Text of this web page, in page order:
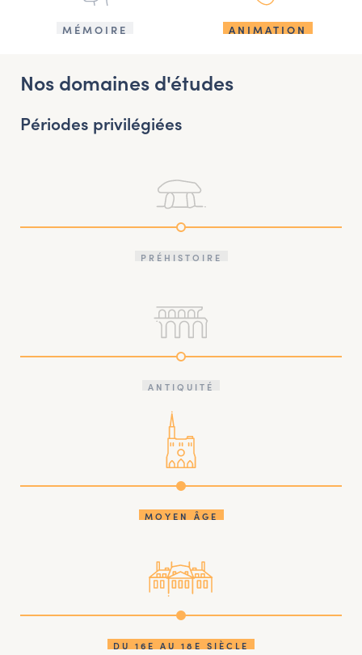
MÉMOIRE ANIMATION
Nos domaines d'études
Périodes privilégiées
PRÉHISTOIRE
ANTIQUITÉ
MOYEN ÂGE
DU 16E AU 18E SIÈCLE